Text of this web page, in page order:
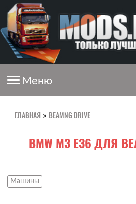
Меню
ГЛАВНАЯ » BEAMNG DRIVE
BMW M3 E36 ДЛЯ
Машины